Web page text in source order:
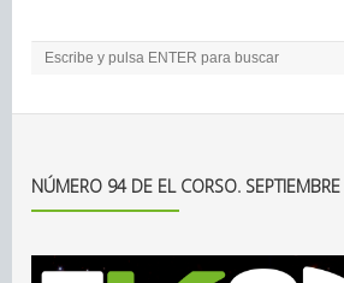
NÚMERO 94 DE EL CORSO.